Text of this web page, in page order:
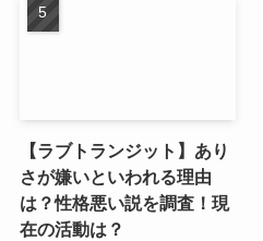
【ラブトランジット】あり
さが嫌いといわれる理由
は？性格悪い説を調査！現
在の活動は？